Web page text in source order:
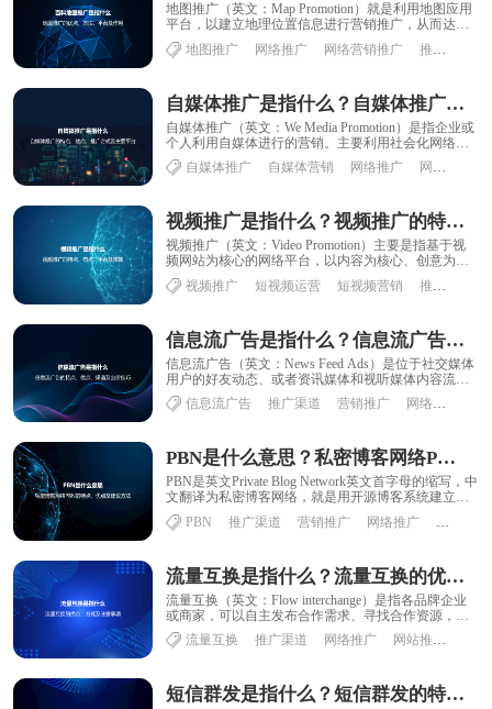
地图推广（英文：Map Promotion）就是利用地图应用
平台，以建立地理位置信息进行营销推广，从而达到
提升品牌知名度和企业形象的宣传目的......
地图推广 网络推广 网络营销推广 推广渠道
自媒体推广是指什么？自媒体推广的特点、优点、推广方式及主要平台
自媒体推广（英文：We Media Promotion）是指企业或
个人利用自媒体进行的营销。主要利用社会化网络，
短视频，微博，微信，今日头条......
自媒体推广 自媒体营销 网络推广 网站推广
视频推广是指什么？视频推广的特点、有点、平台及策略
视频推广（英文：Video Promotion）主要是指基于视
频网站为核心的网络平台，以内容为核心、创意为导
向，利用精细策划的视频内容实现产......
视频推广 短视频运营 短视频营销 推广渠道
信息流广告是指什么？信息流广告的特点、优点、渠道及出价技巧
信息流广告（英文：News Feed Ads）是位于社交媒体
用户的好友动态、或者资讯媒体和视听媒体内容流中
的广告。信息流广告的形式有图片、图......
信息流广告 推广渠道 营销推广 网络推广
PBN是什么意思？私密博客网络PBN的特点、优点及建设方法
PBN是英文Private Blog Network英文首字母的缩写，中
文翻译为私密博客网络，就是用开源博客系统建立多
个站点，形成一个网络，......
PBN 推广渠道 营销推广 网络推广
流量互换是指什么？流量互换的优点、方式及注意事项
流量互换（英文：Flow interchange）是指各品牌企业
或商家，可以自主发布合作需求、寻找合作资源，以
共赢模式实现网站、app、微信......
流量互换 推广渠道 网络推广 网站推广
短信群发是指什么？短信群发的特点、优点、方式及作用